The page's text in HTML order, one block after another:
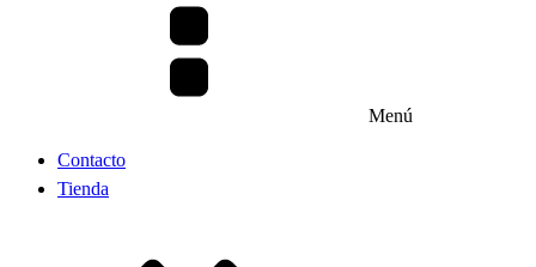
Menú
Contacto
Tienda